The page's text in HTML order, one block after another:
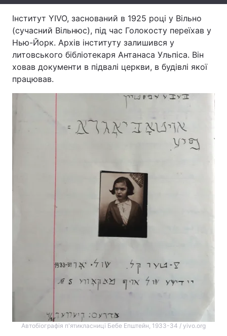
Інститут YIVO, заснований в 1925 році у Вільно
(сучасний Вільнюс), під час Голокосту переїхав у
Нью-Йорк. Архів інституту залишився у
литовського бібліотекаря Антанаса Ульпіса. Він
ховав документи в підвалі церкви, в будівлі якої
працював.
Автобіографія п'ятикласниці Бебе Епштейн, 1933-34 / yivo.org